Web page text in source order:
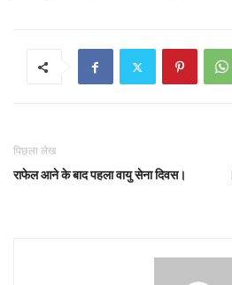
पिछला लेख
राफेल आने के बाद पहला वायु सेना दिवस।